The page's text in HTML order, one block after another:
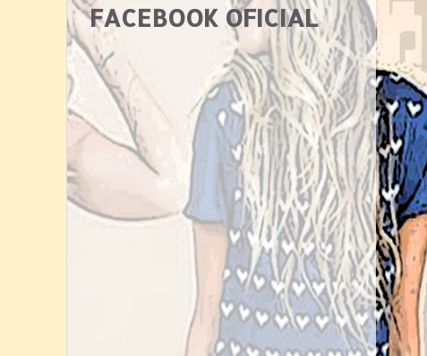
FACEBOOK OFICIAL